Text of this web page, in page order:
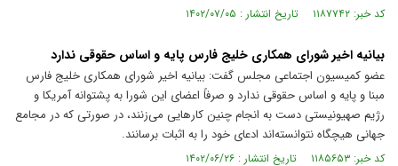
کد خبر: ۱۱۸۷۷۴۲ تاریخ انتشار : ۱۴۰۲/۰۷/۰۵
بیانیه اخیر شورای همکاری خلیج فارس پایه و اساس حقوقی ندارد
عضو کمیسیون اجتماعی مجلس گفت: بیانیه اخیر شورای همکاری خلیج فارس
مبنا و پایه و اساس حقوقی ندارد و صرفاً اعضای این شورا به پشتوانه آمریکا و
رژیم صهیونیستی دست به انجام چنین کار‌هایی می‌زنند، در صورتی که در مجامع
جهانی هیچگاه نتوانسته‌اند ادعای خود را به اثبات برسانند.
کد خبر: ۱۱۸۵۶۵۳ تاریخ انتشار : ۱۴۰۲/۰۶/۲۶